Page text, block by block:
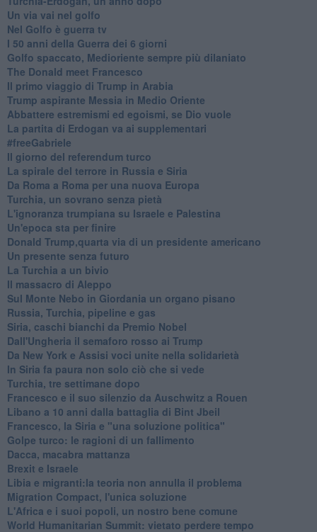
Un via vai nel golfo
Nel Golfo è guerra tv
I 50 anni della Guerra dei 6 giorni
Golfo spaccato, Medioriente sempre più dilaniato
The Donald meet Francesco
Il primo viaggio di Trump in Arabia
Trump aspirante Messia in Medio Oriente
Abbattere estremismi ed egoismi, se Dio vuole
La partita di Erdogan va ai supplementari
#freeGabriele
Il giorno del referendum turco
La spirale del terrore in Russia e Siria
Da Roma a Roma per una nuova Europa
Turchia, un sovrano senza pietà
L'ignoranza trumpiana su Israele e Palestina
Un'epoca sta per finire
Donald Trump,quarta via di un presidente americano
Un presente senza futuro
La Turchia a un bivio
Il massacro di Aleppo
Sul Monte Nebo in Giordania un organo pisano
Russia, Turchia, pipeline e gas
Siria, caschi bianchi da Premio Nobel
Dall'Ungheria il semaforo rosso ai Trump
Da New York e Assisi voci unite nella solidarietà
In Siria fa paura non solo ciò che si vede
Turchia, tre settimane dopo
Francesco e il suo silenzio da Auschwitz a Rouen
Libano a 10 anni dalla battaglia di Bint Jbeil
Francesco, la Siria e "una soluzione politica"
Golpe turco: le ragioni di un fallimento
Dacca, macabra mattanza
Brexit e Israele
Libia e migranti:la teoria non annulla il problema
Migration Compact, l'unica soluzione
L'Africa e i suoi popoli, un nostro bene comune
World Humanitarian Summit: vietato perdere tempo